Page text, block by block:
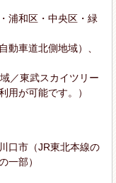
浦和区・中央区・緑
動車道北側地域）、
／東武スカイツリー
用が可能です。）
口市（JR東北本線の
一部）